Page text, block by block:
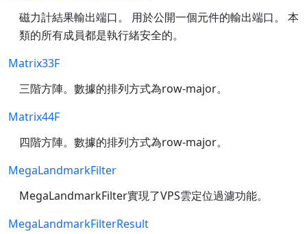
磁力計結果輸出端口。 用於公開一個元件的輸出端口。 本
類的所有成員都是執行緒安全的。
Matrix33F
三階方陣。數據的排列方式為row-major。
Matrix44F
四階方陣。數據的排列方式為row-major。
MegaLandmarkFilter
MegaLandmarkFilter實現了VPS雲定位過濾功能。
MegaLandmarkFilterResult